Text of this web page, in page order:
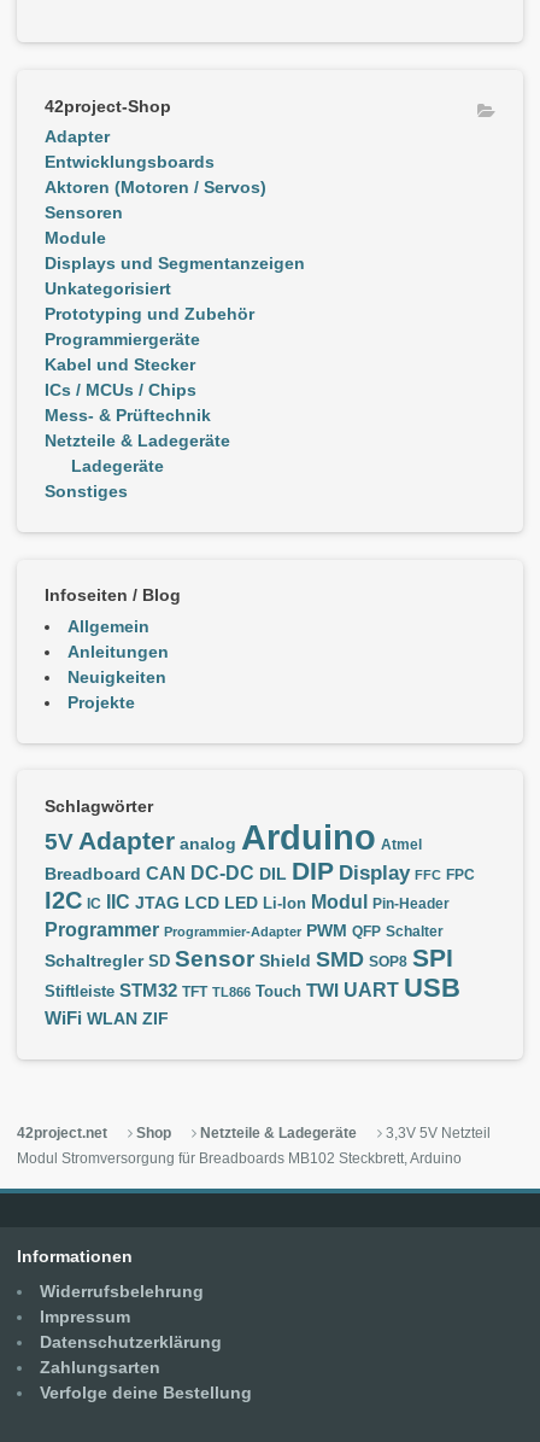
42project-Shop
Adapter
Entwicklungsboards
Aktoren (Motoren / Servos)
Sensoren
Module
Displays und Segmentanzeigen
Unkategorisiert
Prototyping und Zubehör
Programmiergeräte
Kabel und Stecker
ICs / MCUs / Chips
Mess- & Prüftechnik
Netzteile & Ladegeräte
Ladegeräte
Sonstiges
Infoseiten / Blog
Allgemein
Anleitungen
Neuigkeiten
Projekte
Schlagwörter
5V Adapter analog Arduino Atmel
Breadboard CAN DC-DC DIL DIP Display FFC FPC
I2C IC IIC JTAG LCD LED Li-Ion Modul Pin-Header
Programmer Programmier-Adapter PWM QFP Schalter
Schaltregler SD Sensor Shield SMD SOP8 SPI
Stiftleiste STM32 TFT TL866 Touch TWI UART USB
WiFi WLAN ZIF
42project.net Shop Netzteile & Ladegeräte
3,3V 5V Netzteil
Modul Stromversorgung für Breadboards MB102 Steckbrett, Arduino
Informationen
Widerrufsbelehrung
Impressum
Datenschutzerklärung
Zahlungsarten
Verfolge deine Bestellung